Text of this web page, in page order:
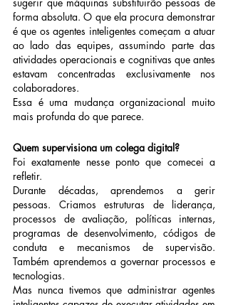
forma absoluta. O que ela procura demonstrar
é que os agentes inteligentes começam a atuar
ao lado das equipes, assumindo parte das
atividades operacionais e cognitivas que antes
estavam concentradas exclusivamente nos
colaboradores.
Essa é uma mudança organizacional muito
mais profunda do que parece.
Quem supervisiona um colega digital?
Foi exatamente nesse ponto que comecei a
refletir.
Durante décadas, aprendemos a gerir
pessoas. Criamos estruturas de liderança,
processos de avaliação, políticas internas,
programas de desenvolvimento, códigos de
conduta e mecanismos de supervisão.
Também aprendemos a governar processos e
tecnologias.
Mas nunca tivemos que administrar agentes